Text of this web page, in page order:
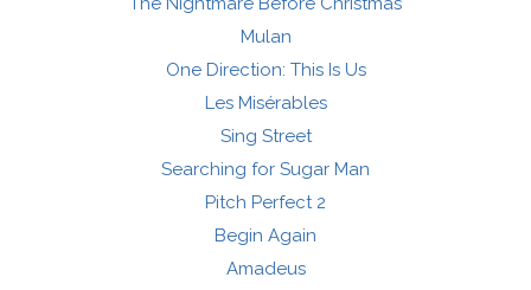
Mulan
One Direction: This Is Us
Les Misérables
Sing Street
Searching for Sugar Man
Pitch Perfect 2
Begin Again
Amadeus